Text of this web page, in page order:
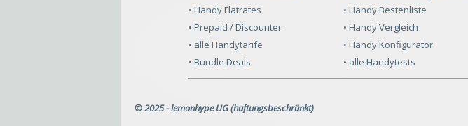
• Handy Flatrates
• Prepaid / Discounter
• alle Handytarife
• Bundle Deals
• Handy Bestenliste
• Handy Vergleich
• Handy Konfigurator
• alle Handytests
© 2025 - lemonhype UG (haftungsbeschränkt)